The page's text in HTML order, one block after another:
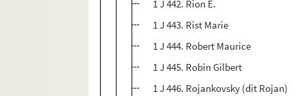
1 J 442. Rion E.
1 J 443. Rist Marie
1 J 444. Robert Maurice
1 J 445. Robin Gilbert
1 J 446. Rojankovsky (dit Rojan)